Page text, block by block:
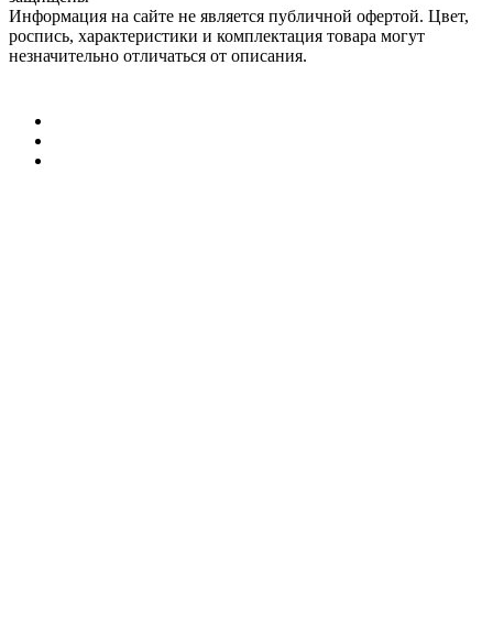
Информация на сайте не является публичной офертой. Цвет,
роспись, характеристики и комплектация товара могут
незначительно отличаться от описания.